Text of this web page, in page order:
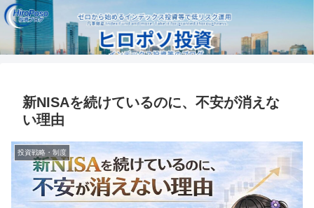
新NISAを続けているのに、不安が消えな
い理由
投資戦略・制度